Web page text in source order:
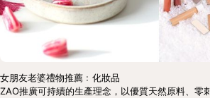
女朋友老婆禮物推薦﹕化妝品
ZAO推廣可持續的生產理念，以優質天然原料、零